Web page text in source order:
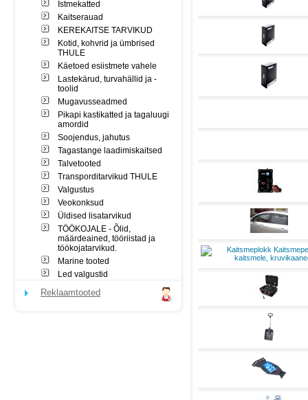
Istmekatted
Kaitserauad
KEREKAITSE TARVIKUD
Kotid, kohvrid ja ümbrised
THULE
Käetoed esiistmete vahele
Lastekärud, turvahällid ja -
toolid
Mugavusseadmed
Pikapi kastikatted ja tagaluugi
amordid
Soojendus, jahutus
Tagastange laadimiskaitsed
Talvetooted
Transporditarvikud THULE
Valgustus
Veokonksud
Üldised lisatarvikud
TÖÖKOJALE - Õlid,
määrdeained, tööriistad ja
töökojatarvikud.
Marine tooted
Led valgustid
Reklaamtooted